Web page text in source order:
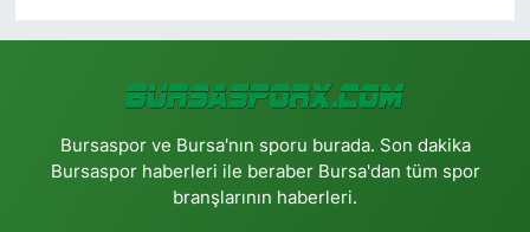
Bursaspor ve Bursa'nın sporu burada. Son dakika
Bursaspor haberleri ile beraber Bursa'dan tüm spor
branşlarının haberleri.